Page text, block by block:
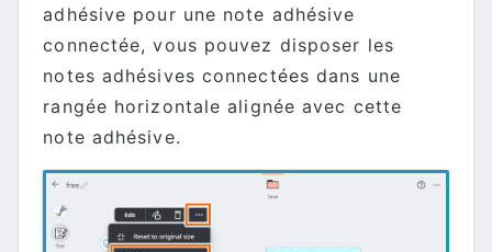
adhésive pour une note adhésive
connectée, vous pouvez disposer les
notes adhésives connectées dans une
rangée horizontale alignée avec cette
note adhésive.